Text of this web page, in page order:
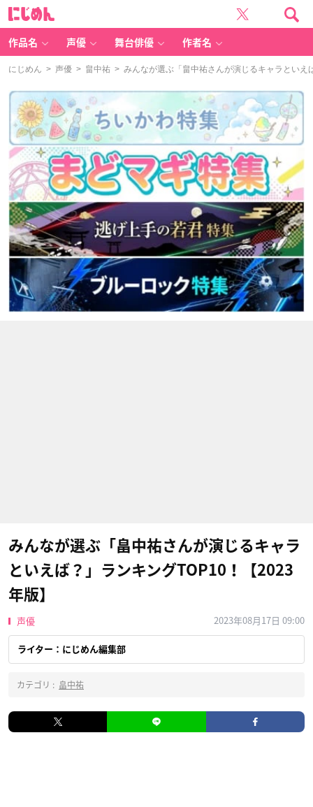
作品名 声優 舞台俳優 作者名
にじめん > 声優 > 畠中祐 > みんなが選ぶ「畠中祐さんが演じるキャラといえ
みんなが選ぶ「畠中祐さんが演じるキャラ
といえば？」ランキングTOP10！【2023
年版】
声優 2023年08月17日 09:00
ライター：にじめん編集部
カテゴリ : 畠中祐